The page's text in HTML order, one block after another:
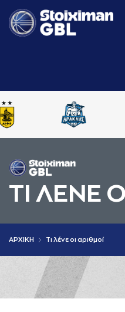
ΤΙ ΛΕΝΕ
AΡΧΙΚΗ Τι λένε οι αριθμοί